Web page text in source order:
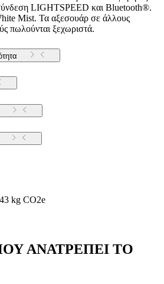
LIGHTSPEED και Bluetooth®.
Mist. Τα αξεσουάρ σε άλλους
πωλούνται ξεχωριστά.
kg CO2e
ΑΝΑΤΡΕΠΕΙ ΤΟ